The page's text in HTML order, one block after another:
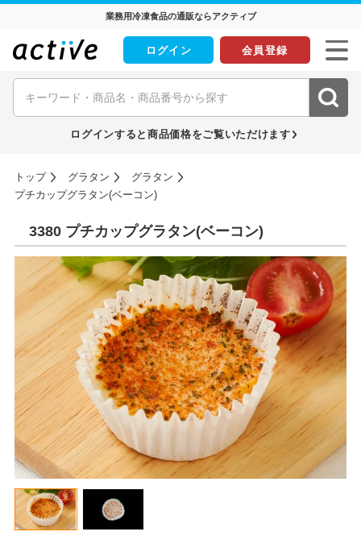
業務用冷凍食品の通販ならアクティブ
ログイン 会員登録
ログインすると商品価格をご覧いただけます
トップ グラタン
グラタン
プチカップグラタン(ベーコン)
3380 プチカップグラタン(ベーコン)